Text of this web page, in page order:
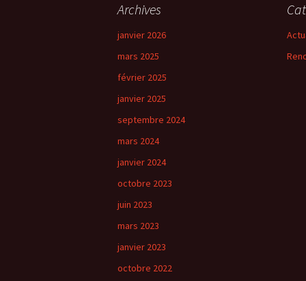
Archives
janvier 2026
mars 2025
février 2025
janvier 2025
septembre 2024
mars 2024
janvier 2024
octobre 2023
juin 2023
mars 2023
janvier 2023
octobre 2022